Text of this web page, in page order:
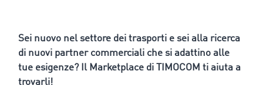
Sei nuovo nel settore dei trasporti e sei alla ricerca
di nuovi partner commerciali che si adattino alle
tue esigenze? Il Marketplace di TIMOCOM ti aiuta a
trovarli!